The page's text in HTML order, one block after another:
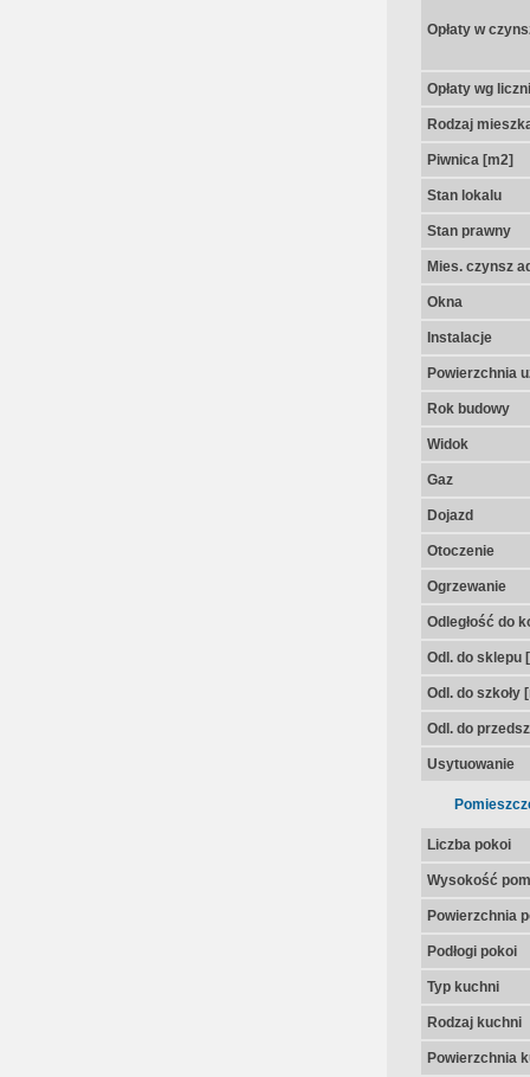
Opłaty w
Opłaty wg
Rodzaj
Piwnica [m2]
Stan lokalu
Stan prawny
Mies. czynsz
Okna
Instalacje
Powierzchnia
Rok budowy
Widok
Gaz
Dojazd
Otoczenie
Ogrzewanie
Odległość do
Odl. do sklepu
Odl. do szkoły
Odl. do
Usytuowanie
Liczba pokoi
Wysokość
Powierzchnia
Podłogi pokoi
Typ kuchni
Rodzaj kuchni
Powierzchnia